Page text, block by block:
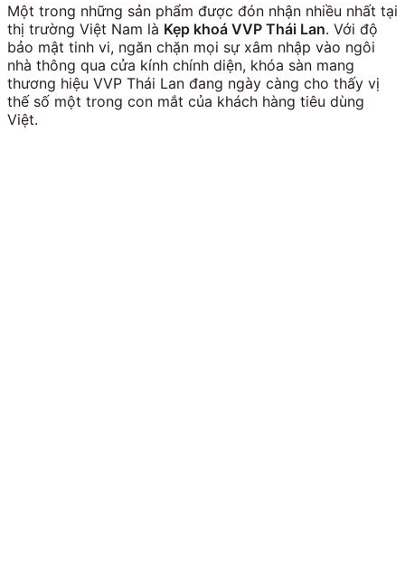
Một trong những sản phẩm được đón nhận nhiều nhất tại
thị trường Việt Nam là Kẹp khoá VVP Thái Lan. Với độ
bảo mật tinh vi, ngăn chặn mọi sự xâm nhập vào ngôi
nhà thông qua cửa kính chính diện, khóa sàn mang
thương hiệu VVP Thái Lan đang ngày càng cho thấy vị
thế số một trong con mắt của khách hàng tiêu dùng
Việt.